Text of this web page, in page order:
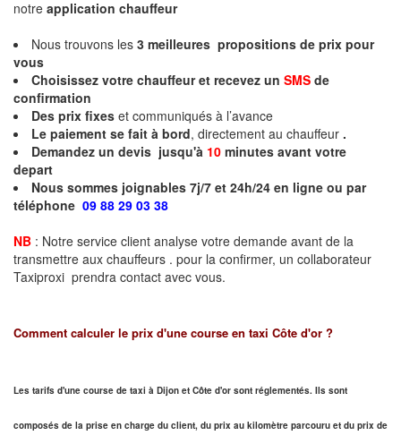
notre application chauffeur
Nous trouvons les 3 meilleures propositions de prix pour
vous
Choisissez votre chauffeur et recevez un SMS de
confirmation
Des prix fixes et communiqués à l’avance
Le paiement se fait à bord, directement au chauffeur .
Demandez un devis jusqu'à 10 minutes avant votre
depart
Nous sommes joignables 7j/7 et 24h/24 en ligne ou par
téléphone 09 88 29 03 38
NB : Notre service client analyse votre demande avant de la
transmettre aux chauffeurs . pour la confirmer, un collaborateur
Taxiproxi prendra contact avec vous.
Comment calculer le prix d'une course en taxi Côte d'or ?
Les tarifs d'une course de taxi à Dijon et Côte d'or sont réglementés. Ils sont
composés de la prise en charge du client, du prix au kilomètre parcouru et du prix de